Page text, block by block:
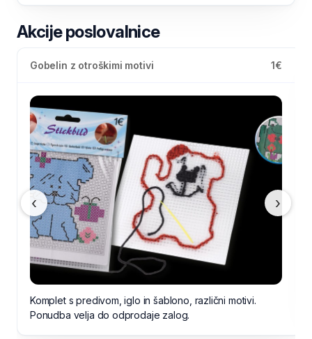
Akcije poslovalnice
‹ ›
Čajne svečke 1€
Ponudba velja do odprodaje zalog.